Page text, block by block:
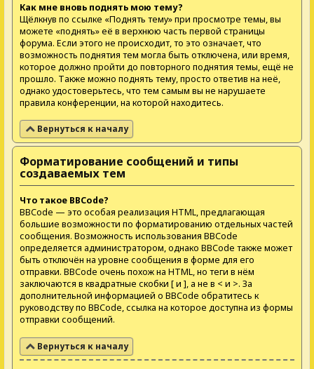
Как мне вновь поднять мою тему?
Щёлкнув по ссылке «Поднять тему» при просмотре темы, вы
можете «поднять» её в верхнюю часть первой страницы
форума. Если этого не происходит, то это означает, что
возможность поднятия тем могла быть отключена, или время,
которое должно пройти до повторного поднятия темы, ещё не
прошло. Также можно поднять тему, просто ответив на неё,
однако удостоверьтесь, что тем самым вы не нарушаете
правила конференции, на которой находитесь.
Вернуться к началу
Форматирование сообщений и типы
создаваемых тем
Что такое BBCode?
BBCode — это особая реализация HTML, предлагающая
большие возможности по форматированию отдельных частей
сообщения. Возможность использования BBCode
определяется администратором, однако BBCode также может
быть отключён на уровне сообщения в форме для его
отправки. BBCode очень похож на HTML, но теги в нём
заключаются в квадратные скобки [ и ], а не в < и >. За
дополнительной информацией о BBCode обратитесь к
руководству по BBCode, ссылка на которое доступна из формы
отправки сообщений.
Вернуться к началу